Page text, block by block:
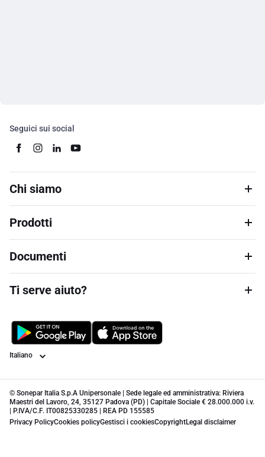
Seguici sui social
Chi siamo
Prodotti
Documenti
Ti serve aiuto?
Lingua
© Sonepar Italia S.p.A Unipersonale | Sede legale ed amministrativa: Riviera
Maestri del Lavoro, 24, 35127 Padova (PD) | Capitale Sociale € 28.000.000 i.v.
| P.IVA/C.F. IT00825330285 | REA PD 155585
Privacy PolicyCookies policyGestisci i cookiesCopyrightLegal disclaimer